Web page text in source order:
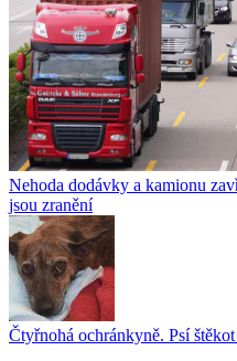
Nehoda dodávky a kamionu
jsou zranění
Čtyřnohá ochránkyně. Psí